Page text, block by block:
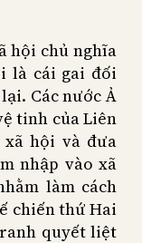
hội chủ nghĩa
là cái gai đối
Các nước Ả
tinh của Liên
hội và đưa
nhập vào xã
làm cách
chiến thứ Hai
quyết liệt